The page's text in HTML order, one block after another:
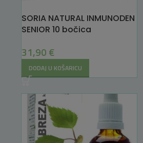
SORIA NATURAL INMUNODEN
SENIOR 10 bočica
31,90 €
DODAJ U KOŠARICU